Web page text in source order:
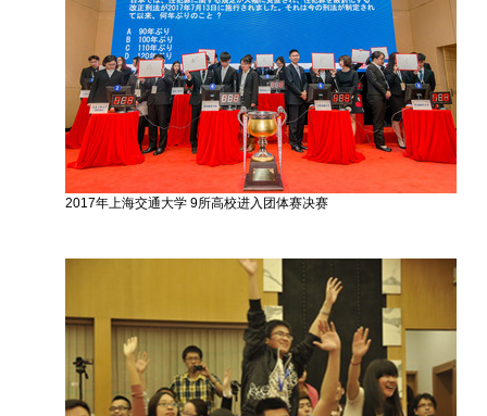
2017年上海交通大学 9所高校进入团体赛决赛